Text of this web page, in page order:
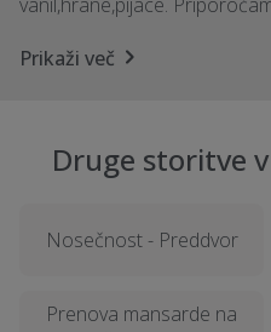
Prikaži več
Druge storitve
Nosečnost - Preddvor
Prenova mansarde na